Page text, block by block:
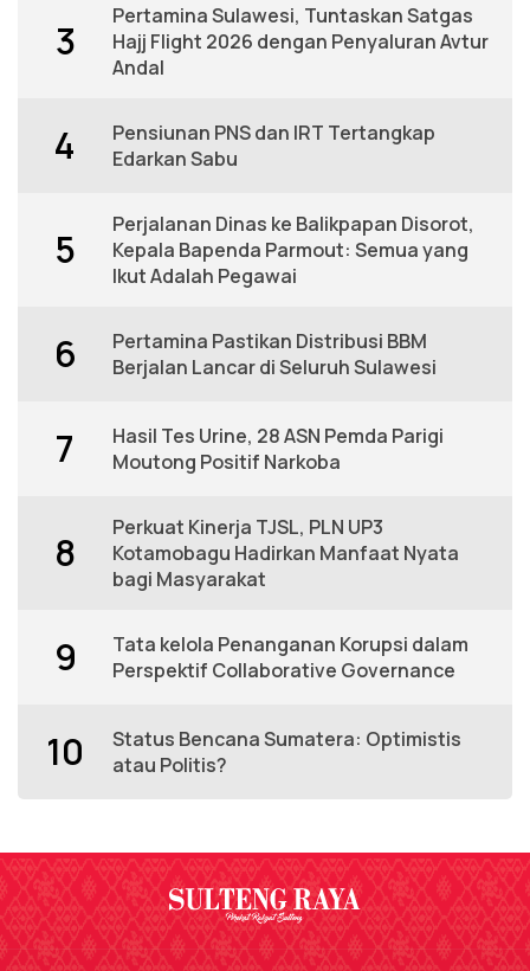
3
Pertamina Sulawesi, Tuntaskan Satgas
Hajj Flight 2026 dengan Penyaluran Avtur
Andal
4
Pensiunan PNS dan IRT Tertangkap
Edarkan Sabu
5
Perjalanan Dinas ke Balikpapan Disorot,
Kepala Bapenda Parmout: Semua yang
Ikut Adalah Pegawai
6
Pertamina Pastikan Distribusi BBM
Berjalan Lancar di Seluruh Sulawesi
7
Hasil Tes Urine, 28 ASN Pemda Parigi
Moutong Positif Narkoba
8
Perkuat Kinerja TJSL, PLN UP3
Kotamobagu Hadirkan Manfaat Nyata
bagi Masyarakat
9
Tata kelola Penanganan Korupsi dalam
Perspektif Collaborative Governance
10
Status Bencana Sumatera: Optimistis
atau Politis?